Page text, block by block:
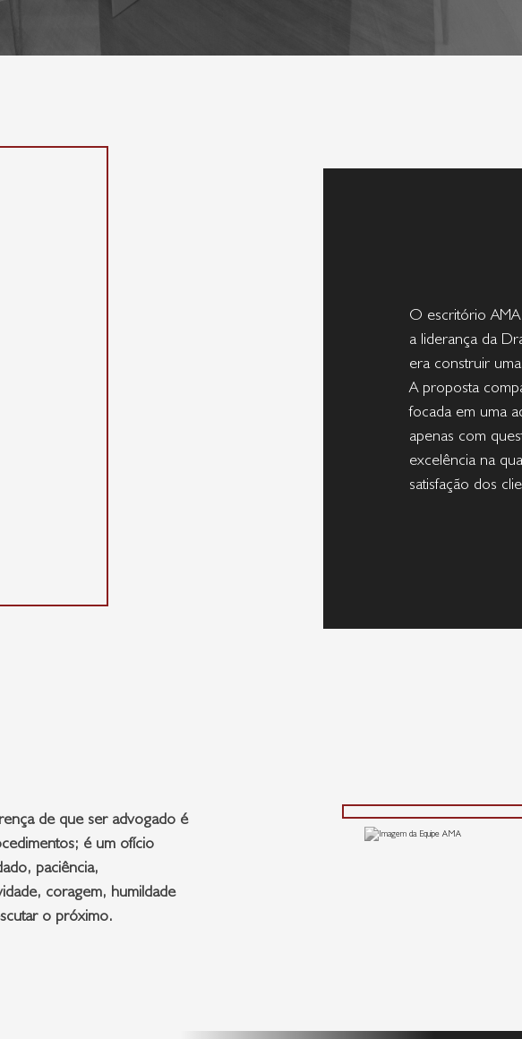
O escritório
a liderança da
era construir
A proposta
focada em uma
apenas com
excelência na
satisfação dos
de que ser advogado é
é um ofício
paciência,
coragem, humildade
o próximo.